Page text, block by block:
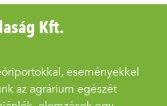
Kft.
eseményekkel
az agrárium egészét